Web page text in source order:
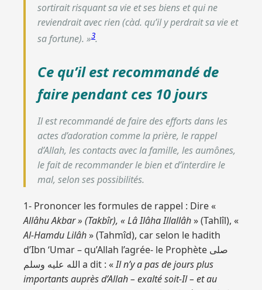
sortirait risquant sa vie et ses biens et qui ne
reviendrait avec rien (càd. qu’il y perdrait sa vie et
sa fortune). »3.
Ce qu’il est recommandé de
faire pendant ces 10 jours
Il est recommandé de faire des efforts dans les
actes d’adoration comme la prière, le rappel
d’Allah, les contacts avec la famille, les aumônes,
le fait de recommander le bien et d’interdire le
mal, selon ses possibilités.
1- Prononcer les formules de rappel : Dire «
Allâhu Akbar » (Takbîr), « Lâ Ilâha Illallâh» (Tahlîl), «
Al-Hamdu Lilâh» (Tahmîd), car selon le hadith
d’Ibn ‘Umar – qu’Allah l’agrée- le Prophète صلى
الله عليه وسلم a dit : «Il n’y a pas de jours plus
importants auprès d’Allah – exalté soit-Il – et au